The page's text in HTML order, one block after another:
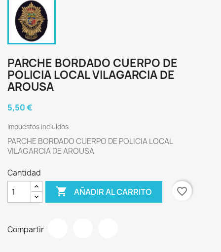
PARCHE BORDADO CUERPO DE
POLICIA LOCAL VILAGARCIA DE
AROUSA
5,50 €
Impuestos incluidos
PARCHE BORDADO CUERPO DE POLICIA LOCAL
VILAGARCIA DE AROUSA
Cantidad
 AÑADIR AL CARRITO favorite_border
Compartir